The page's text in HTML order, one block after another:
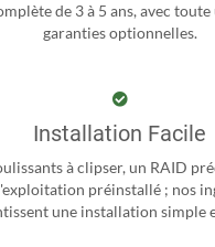
de 3 à 5 ans, avec toute
garanties optionnelles.
Installation Facile
à clipser, un RAID
préinstallé ; nos
une installation simple